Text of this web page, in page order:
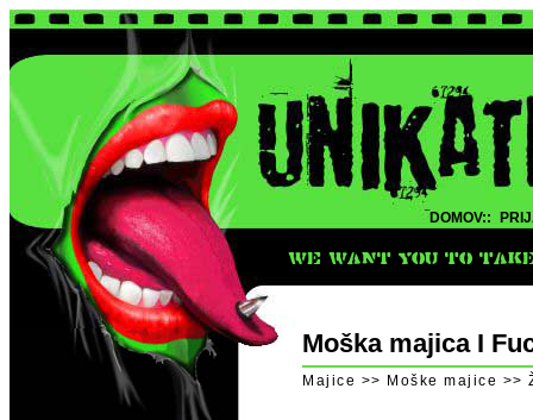
DOMOV::
WE WANT YOU TO
Moška majica I
Majice >> Moške majice >>